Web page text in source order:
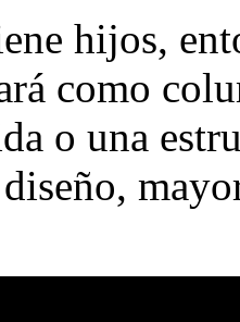
hijos,
como
o una